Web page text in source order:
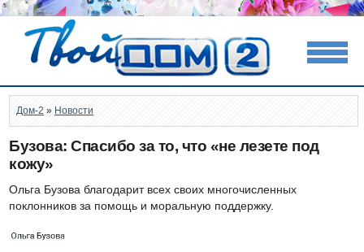
Дом-2 » Новости
Бузова: Спасибо за то, что «не лезете под
кожу»
Ольга Бузова благодарит всех своих многочисленных
поклонников за помощь и моральную поддержку.